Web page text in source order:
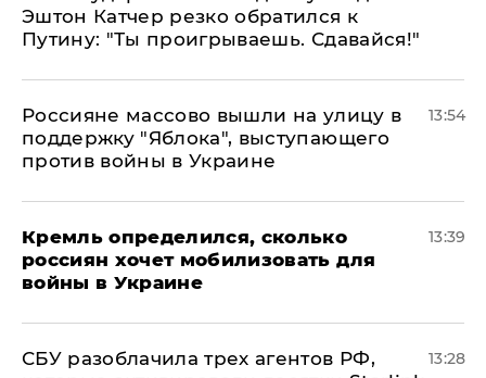
Эштон Катчер резко обратился к
Путину: "Ты проигрываешь. Сдавайся!"
Россияне массово вышли на улицу в
поддержку "Яблока", выступающего
против войны в Украине
13:54
Кремль определился, сколько
россиян хочет мобилизовать для
войны в Украине
13:39
СБУ разоблачила трех агентов РФ,
13:28